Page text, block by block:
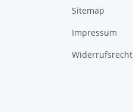
Sitemap
Impressum
Widerrufsrecht